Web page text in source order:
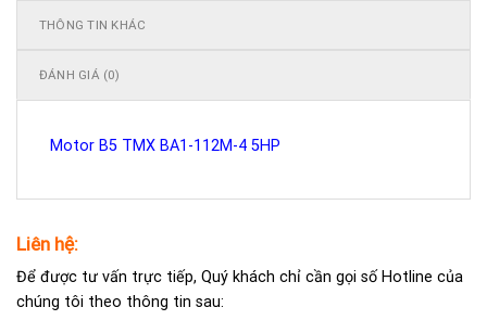
THÔNG TIN KHÁC
ĐÁNH GIÁ (0)
Motor B5 TMX BA1-112M-4 5HP
Liên hệ:
Để được tư vấn trực tiếp, Quý khách chỉ cần gọi số Hotline của
chúng tôi theo thông tin sau: